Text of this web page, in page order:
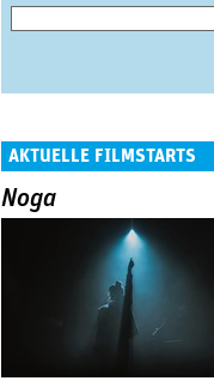
AKTUELLE FILMSTARTS
Noga